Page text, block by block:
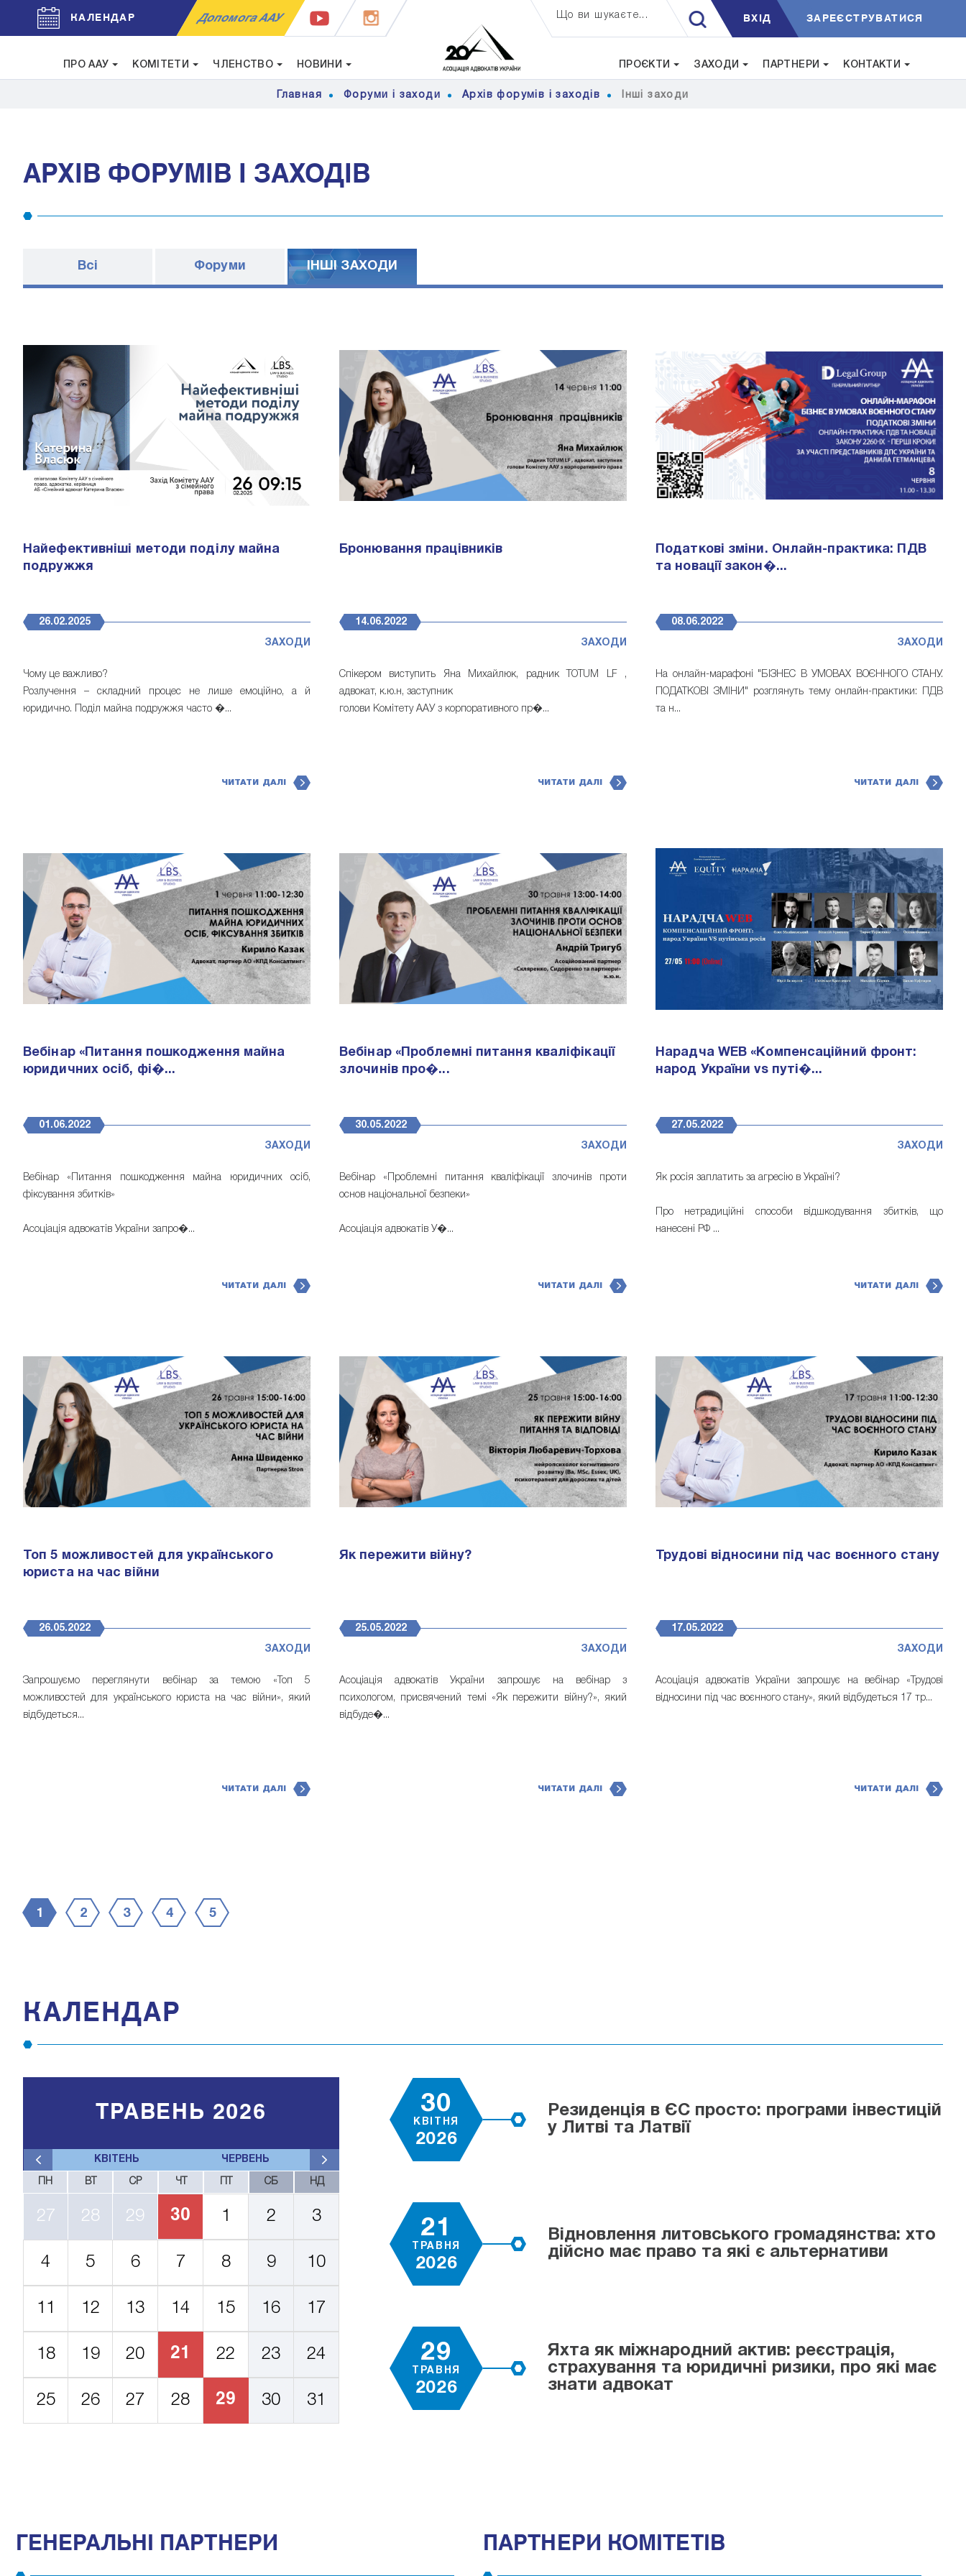
КАЛЕНДАР Допомога ААУ Що ви шукаєте... ВXIД ЗАРЕЄСТРУВАТИСЯ
ПРО ААУ КОМІТЕТИ ЧЛЕНСТВО НОВИНИ ПРОЄКТИ ЗАХОДИ ПАРТНЕРИ КОНТАКТИ
Главная Форуми і заходи Архів форумів і заходів Iншi заходи
АРХІВ ФОРУМІВ І ЗАХОДІВ
Всі Форуми IНШI ЗАХОДИ
Найефективніші методи поділу майна
подружжя
26.02.2025
ЗАХОДИ
Чому це важливо?
Розлучення – складний процес не лише емоційно, а й
юридично. Поділ майна подружжя часто �...
ЧИТАТИ ДАЛІ
Бронювання працівників
14.06.2022
ЗАХОДИ
Спікером виступить Яна Михайлюк, радник TOTUM LF ,
адвокат, к.ю.н, заступник
голови Комітету ААУ з корпоративного пр�...
ЧИТАТИ ДАЛІ
Податкові зміни. Онлайн-практика: ПДВ
та новації закон�...
08.06.2022
ЗАХОДИ
На онлайн-марафоні "БІЗНЕС В УМОВАХ ВОЄННОГО СТАНУ.
ПОДАТКОВІ ЗМІНИ" розглянуть тему онлайн-практики: ПДВ
та н...
ЧИТАТИ ДАЛІ
Вебінар «Питання пошкодження майна
юридичних осіб, фі�...
01.06.2022
ЗАХОДИ
Вебінар «Питання пошкодження майна юридичних осіб,
фіксування збитків»
Асоціація адвокатів України запро�...
ЧИТАТИ ДАЛІ
Вебінар «Проблемні питання кваліфікації
злочинів про�...
30.05.2022
ЗАХОДИ
Вебінар «Проблемні питання кваліфікації злочинів проти
основ національної безпеки»
Асоціація адвокатів У�...
ЧИТАТИ ДАЛІ
Нарадча WEB «Компенсаційний фронт:
народ України vs путі�...
27.05.2022
ЗАХОДИ
Як росія заплатить за агресію в Україні?
Про нетрадиційні способи відшкодування збитків, що
нанесені РФ ...
ЧИТАТИ ДАЛІ
Топ 5 можливостей для українського
юриста на час вiйни
26.05.2022
ЗАХОДИ
Запрошуємо переглянути вебінар за темою «Топ 5
можливостей для українського юриста на час вiйни», який
відбудеться...
ЧИТАТИ ДАЛІ
Як пережити війну?
25.05.2022
ЗАХОДИ
Асоціація адвокатів України запрошує на вебінар з
психологом, присвячений темі «Як пережити війну?», який
відбуде�...
ЧИТАТИ ДАЛІ
Трудові відносини під час воєнного стану
17.05.2022
ЗАХОДИ
Асоціація адвокатів України запрошує на вебінар «Трудові
відносини під час воєнного стану», який відбудеться 17 тр...
ЧИТАТИ ДАЛІ
1 2 3 4 5
КАЛЕНДАР
КВІТЕНЬ ЧЕРВЕНЬ
ТРАВЕНЬ 2026
ПН ВТ СР ЧТ СБ НД
27 28 29 30 1 2 3
4 5 6 7 8 9 10
11 12 13 14 15 16 17
18 19 20 21 22 23 24
25 26 27 28 29 30 31
30
КВІТНЯ
2026
Резиденція в ЄС просто: програми інвестицій
у Литві та Латвії
21
ТРАВНЯ
2026
Відновлення литовського громадянства: хто
дійсно має право та які є альтернативи
29
ТРАВНЯ
2026
Яхта як міжнародний актив: реєстрація,
страхування та юридичні ризики, про які має
знати адвокат
ГЕНЕРАЛЬНІ ПАРТНЕРИ ПАРТНЕРИ КОМІТЕТІВ